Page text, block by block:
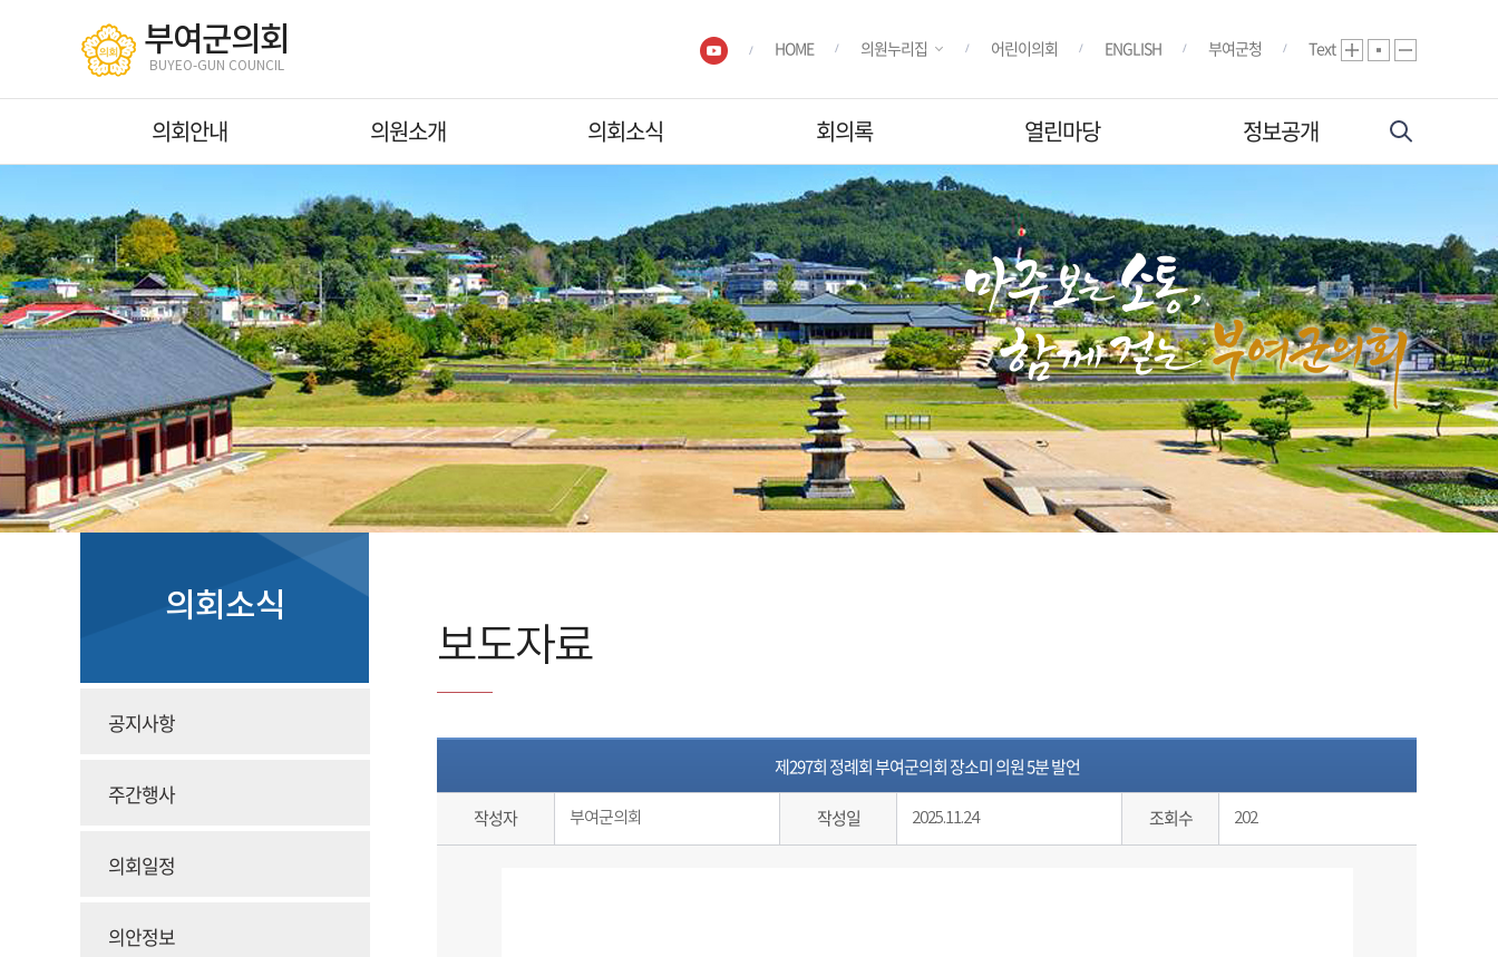
부여군의회
BUYEO-GUN COUNCIL
HOME 의원누리집 어린이의회 ENGLISH 부여군청 Text
의회안내 의원소개 의회소식 회의록 열린마당 정보공개
의회소식
공지사항
주간행사
의회일정
의안정보
보도자료
제297회 정례회 부여군의회 장소미 의원 5분 발언
작성자 부여군의회 작성일 2025.11.24 조회수 202